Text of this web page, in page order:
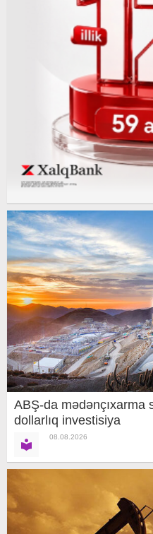
ABŞ-da mədənçıxarma
dollarlıq investisiya
08.08.2026